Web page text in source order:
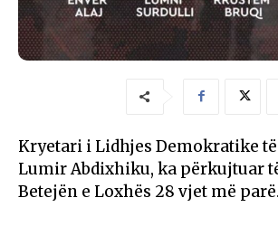
Kryetari i Lidhjes Demokratike
Lumir Abdixhiku, ka përkujtuar
Betejën e Loxhës 28 vjet më parë.